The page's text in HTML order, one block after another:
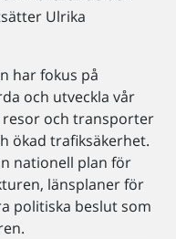
Ulrika
har fokus på
och utveckla vår
resor och transporter
ökad trafiksäkerhet.
nationell plan för
länsplaner för
politiska beslut som